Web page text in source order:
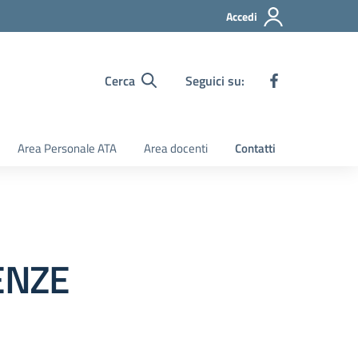
Accedi
Cerca Seguici su:
Area Personale ATA Area docenti Contatti